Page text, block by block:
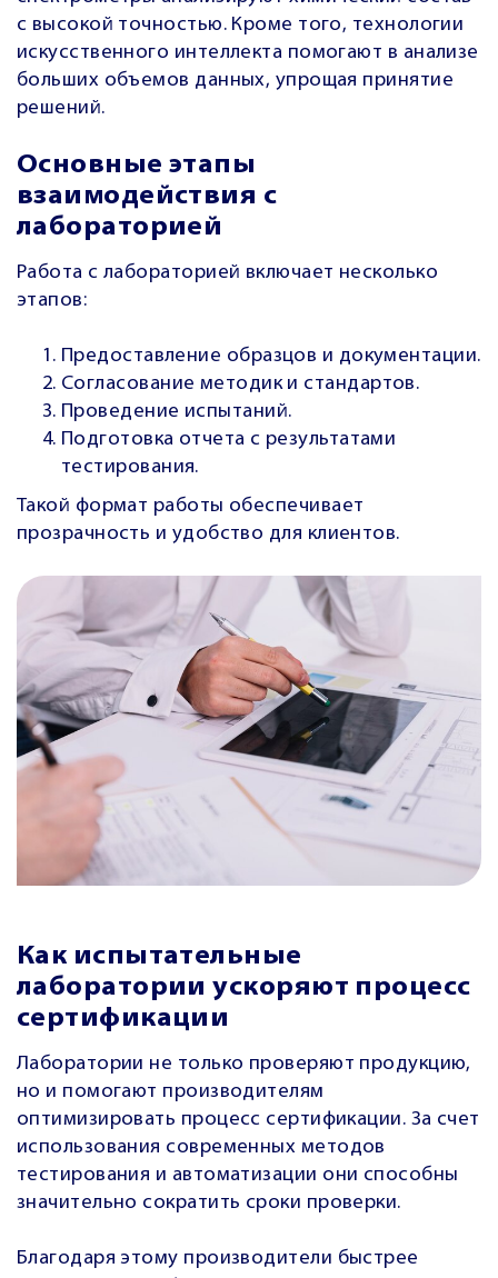
с высокой точностью. Кроме того, технологии
искусственного интеллекта помогают в анализе
больших объемов данных, упрощая принятие
решений.
Основные этапы
взаимодействия с
лабораторией
Работа с лабораторией включает несколько
этапов:
Предоставление образцов и документации.
Согласование методик и стандартов.
Проведение испытаний.
Подготовка отчета с результатами
тестирования.
Такой формат работы обеспечивает
прозрачность и удобство для клиентов.
Как испытательные
лаборатории ускоряют процесс
сертификации
Лаборатории не только проверяют продукцию,
но и помогают производителям
оптимизировать процесс сертификации. За счет
использования современных методов
тестирования и автоматизации они способны
значительно сократить сроки проверки.
Благодаря этому производители быстрее